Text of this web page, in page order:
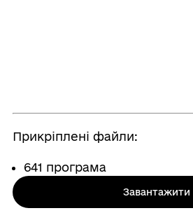
Прикріплені файли:
641 програма
Завантажити